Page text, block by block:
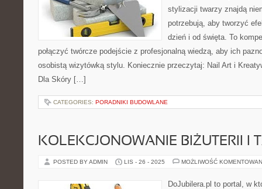
stylizacji twarzy znajdą
potrzebują, aby tworzyć
dzień i od święta. To
połączyć twórcze podejście z profesjonalną wiedzą, aby ich
osobistą wizytówką stylu. Koniecznie przeczytaj: Nail Art i
Dla Skóry […]
CATEGORIES: PORADNIKI BUDOWLANE
KOLEKCJONOWANIE BIŻUTERII I
POSTED BY ADMIN LIS - 26 - 2025 MOŻLIWOŚĆ
DoJubilera.pl to portal, w